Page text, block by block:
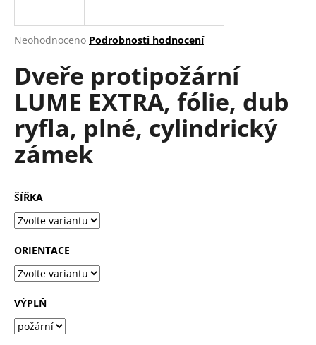
Průměrné
produktu
je
0,0
hvězdiček.
Neohodnoceno Podrobnosti hodnocení
Dveře protipožární
LUME EXTRA, fólie, dub
ryfla, plné, cylindrický
zámek
ŠÍŘKA
ORIENTACE
VÝPLŇ
j
t
?
D
p
o
r
u
č
u